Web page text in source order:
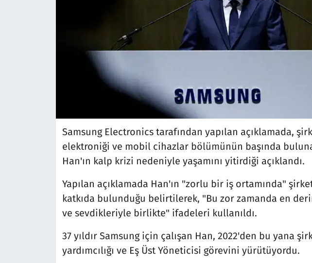
Samsung Electronics tarafından yapılan açıklamada,
elektroniği ve mobil cihazlar bölümünün başında
Han'ın kalp krizi nedeniyle yaşamını yitirdiği açıklandı.
Yapılan açıklamada Han'ın "zorlu bir iş ortamında"
katkıda bulunduğu belirtilerek, "Bu zor zamanda en
ve sevdikleriyle birlikte" ifadeleri kullanıldı.
37 yıldır Samsung için çalışan Han, 2022'den bu yana
yardımcılığı ve Eş Üst Yöneticisi görevini yürütüyordu.